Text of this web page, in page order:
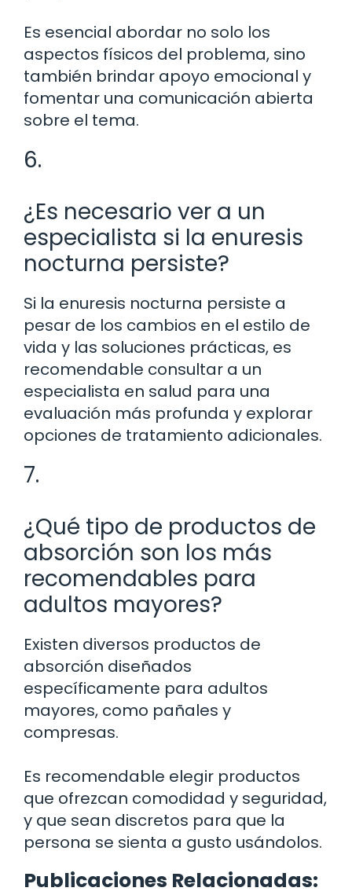
Es esencial abordar no solo los
aspectos físicos del problema, sino
también brindar apoyo emocional y
fomentar una comunicación abierta
sobre el tema.
6.
¿Es necesario ver a un
especialista si la enuresis
nocturna persiste?
Si la enuresis nocturna persiste a
pesar de los cambios en el estilo de
vida y las soluciones prácticas, es
recomendable consultar a un
especialista en salud para una
evaluación más profunda y explorar
opciones de tratamiento adicionales.
7.
¿Qué tipo de productos de
absorción son los más
recomendables para
adultos mayores?
Existen diversos productos de
absorción diseñados
específicamente para adultos
mayores, como pañales y
compresas.
Es recomendable elegir productos
que ofrezcan comodidad y seguridad,
y que sean discretos para que la
persona se sienta a gusto usándolos.
Publicaciones Relacionadas: